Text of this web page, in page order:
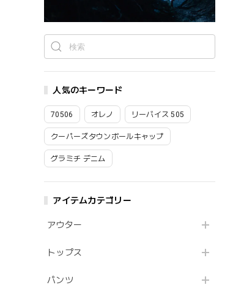
人気のキーワード
70506 オレノ リーバイス 505
クーパーズタウンボールキャップ
グラミチ デニム
アイテムカテゴリー
アウター
トップス
パンツ